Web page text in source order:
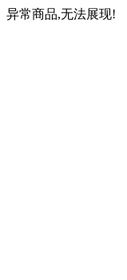
异常商品,无法展现!